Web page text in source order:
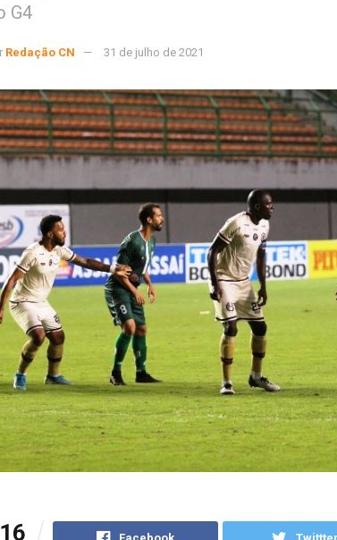
G4
Redação CN 31 de julho de 2021